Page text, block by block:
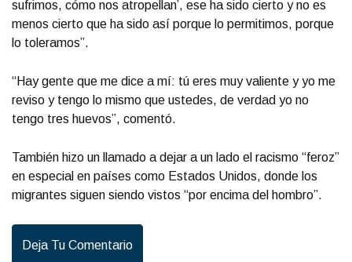
sufrimos, cómo nos atropellan’, ese ha sido cierto y no es
menos cierto que ha sido así porque lo permitimos, porque
lo toleramos”.
“Hay gente que me dice a mí: tú eres muy valiente y yo me
reviso y tengo lo mismo que ustedes, de verdad yo no
tengo tres huevos”, comentó.
También hizo un llamado a dejar a un lado el racismo “feroz”
en especial en países como Estados Unidos, donde los
migrantes siguen siendo vistos “por encima del hombro”.
Deja Tu Comentario